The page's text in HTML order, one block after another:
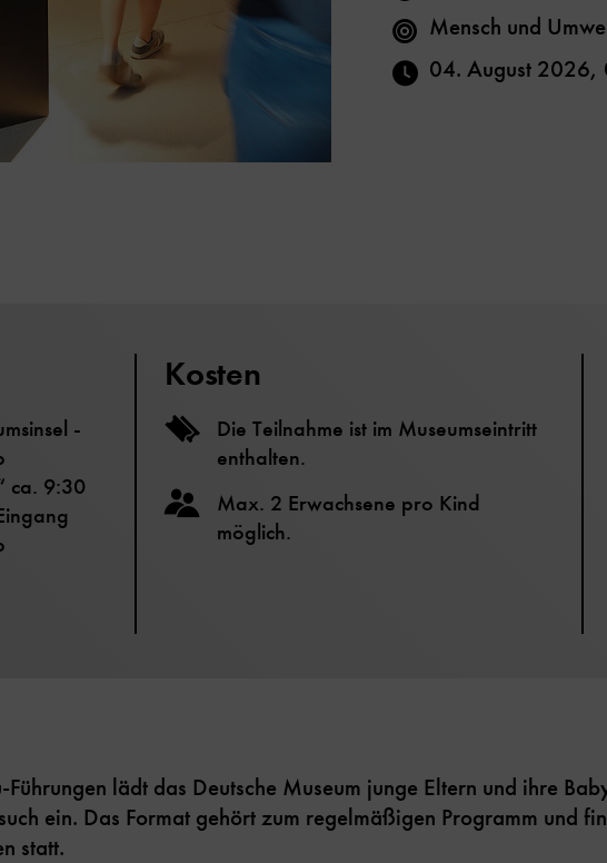
Mensch und
04. August 2026,
-
ca. 9:30
Kosten
Die Teilnahme ist im Museumseintritt
enthalten.
Max. 2 Erwachsene pro Kind
möglich.
lädt das Deutsche Museum junge Eltern und ihre
ein. Das Format gehört zum regelmäßigen Programm und
statt.